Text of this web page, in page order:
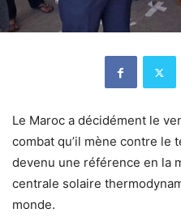
Le Maroc a décidément le
combat qu’il mène contre le
devenu une référence en la
centrale solaire
monde.